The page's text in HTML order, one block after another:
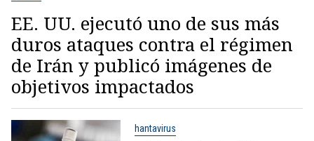
EE. UU. ejecutó uno de sus más
duros ataques contra el régimen
de Irán y publicó imágenes de
objetivos impactados
hantavirus